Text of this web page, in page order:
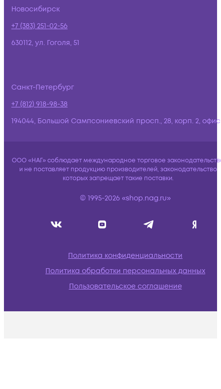
Новосибирск
+7 (383) 251-02-56
630112, ул. Гоголя, 51
Санкт-Петербург
+7 (812) 918-98-38
194044, Большой Сампсониевский просп., 28, корп. 2,
ООО «НАГ» соблюдает международное торговое
и не поставляет продукцию производителей, законодательство
которых запрещает такие поставки.
© 1995-2026 «shop.nag.ru»
Политика конфиденциальности
Политика обработки персональных данных
Пользовательское соглашение